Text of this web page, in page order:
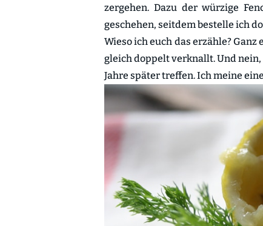
zergehen. Dazu der würzige
geschehen, seitdem bestelle ich
Wieso ich euch das erzähle?
gleich doppelt verknallt. Und
Jahre später treffen. Ich meine